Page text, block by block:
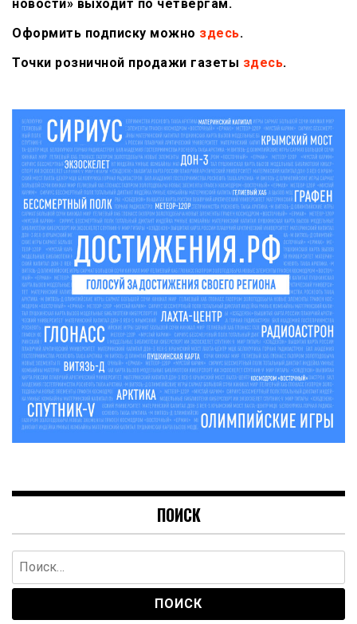
новости» выходит по четвергам.
Оформить подписку можно здесь.
Точки розничной продажи газеты здесь.
ПОИСК
Найти: